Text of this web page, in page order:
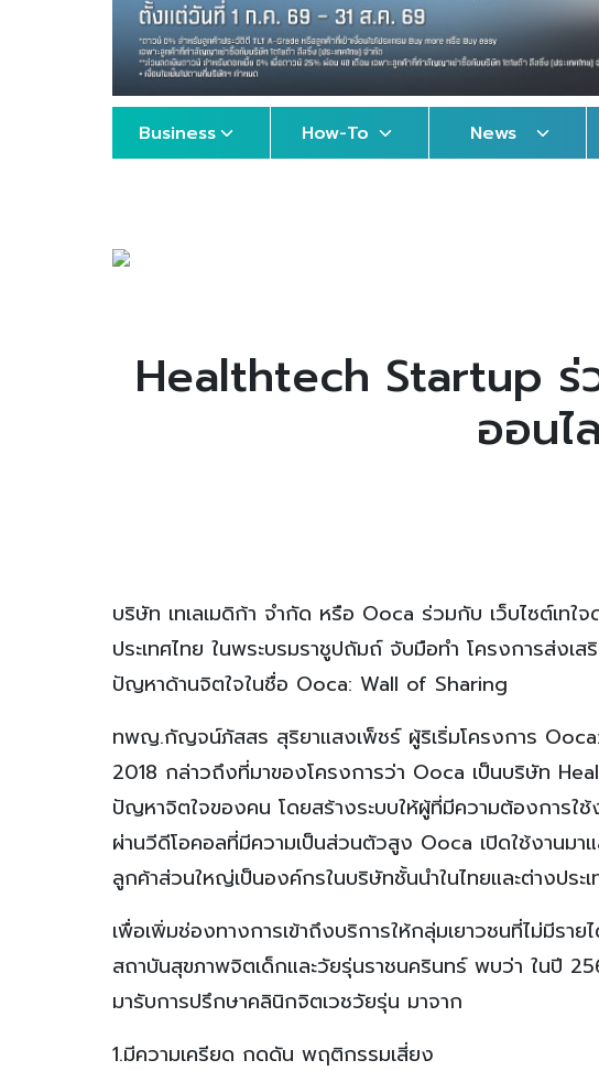
Business How-To News
Healthtech Startup ร่
ออนไ
บริษัท เทเลเมดิก้า จำกัด หรือ Ooca ร่วมกับ เว็บไซต์เท
ประเทศไทย ในพระบรมราชูปถัมถ์ จับมือทำ โครงการส่ง
ปัญหาด้านจิตใจในชื่อ Ooca: Wall of Sharing
ทพญ.กัญจน์ภัสสร สุริยาแสงเพ็ชร์ ผู้ริเริ่มโครงการ
2018 กล่าวถึงที่มาของโครงการว่า Ooca เป็นบริษัท
ปัญหาจิตใจของคน โดยสร้างระบบให้ผู้ที่มีความต้องการใ
ผ่านวีดีโอคอลที่มีความเป็นส่วนตัวสูง Ooca เปิดใช้งานม
ลูกค้าส่วนใหญ่เป็นองค์กรในบริษัทชั้นนำในไทยและต่างปร
เพื่อเพิ่มช่องทางการเข้าถึงบริการให้กลุ่มเยาวชนที่ไม่มีร
สถาบันสุขภาพจิตเด็กและวัยรุ่นราชนครินทร์ พบว่า ในปี
มารับการปรึกษาคลินิกจิตเวชวัยรุ่น มาจาก
1.มีความเครียด กดดัน พฤติกรรมเสี่ยง